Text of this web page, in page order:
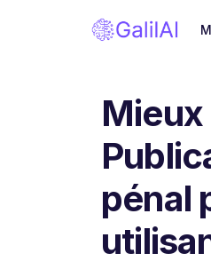
Mieux
pénal